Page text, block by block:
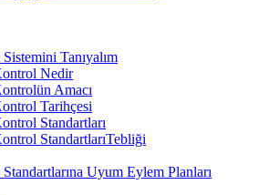
Tanıyalım
Nedir
Amacı
Tarihçesi
Standartları
StandartlarıTebliği
Uyum Eylem Planları